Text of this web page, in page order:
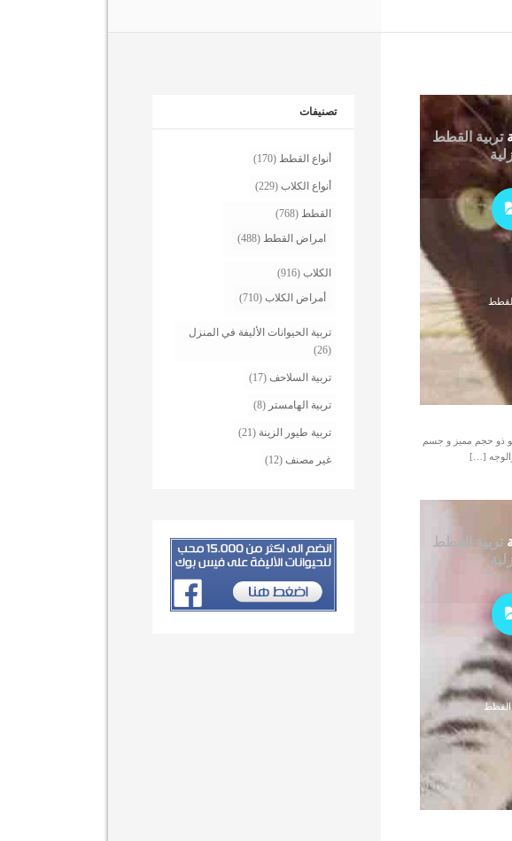
تربية القطط
ذو حجم مميز و جسم
تربية القطط
تصنيفات
أنواع القطط (170)
أنواع الكلاب (229)
القطط (768)
امراض القطط (488)
الكلاب (916)
أمراض الكلاب (710)
تربية الحيوانات الأليفة في المنزل
(26)
تربية السلاحف (17)
تربية الهامستر (8)
تربية طيور الزينة (21)
غير مصنف (12)